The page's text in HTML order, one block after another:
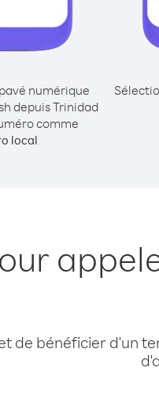
numérique
depuis Trinidad
comme
local
de bénéficier d'un